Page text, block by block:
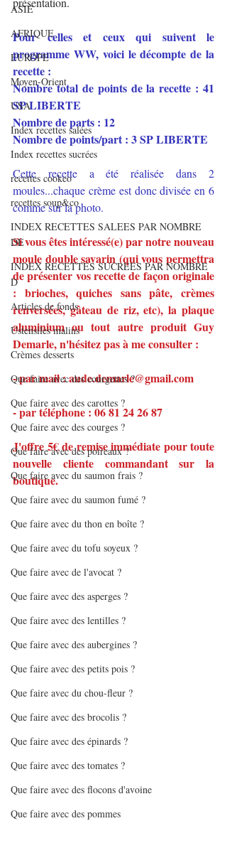
ASIE
AFRIQUE
EUROPE
Moyen-Orient
USA
Index recettes salées
Index recettes sucrées
recettes cookeo
recettes soup&co
INDEX RECETTES SALEES PAR NOMBRE
DE
INDEX RECETTES SUCREES PAR NOMBRE
D
Articles de fonds
Ustensiles malins
Crèmes desserts
Que faire avec des courgettes ?
Que faire avec des carottes ?
Que faire avec des courges ?
Que faire avec des poireaux ?
Que faire avec du saumon frais ?
Que faire avec du saumon fumé ?
Que faire avec du thon en boîte ?
Que faire avec du tofu soyeux ?
Que faire avec de l'avocat ?
Que faire avec des asperges ?
Que faire avec des lentilles ?
Que faire avec des aubergines ?
Que faire avec des petits pois ?
Que faire avec du chou-fleur ?
Que faire avec des brocolis ?
Que faire avec des épinards ?
Que faire avec des tomates ?
Que faire avec des flocons d'avoine
Que faire avec des pommes
Pour celles et ceux qui suivent le
programme WW, voici le décompte de la
recette :
Nombre total de points de la recette : 41
SP LIBERTE
Nombre de parts : 12
Nombre de points/part : 3 SP LIBERTE
Cette recette a été réalisée dans 2
moules...chaque crème est donc divisée en 6
comme sur la photo.
Si vous êtes intéressé(e) par notre nouveau
moule double savarin (qui vous permettra
de présenter vos recette de façon originale
: brioches, quiches sans pâte, crèmes
renversées, gâteau de riz, etc), la plaque
aluminium ou tout autre produit Guy
Demarle, n'hésitez pas à me consulter :
- par mail : aude.demarle@gmail.com
- par téléphone : 06 81 24 26 87
J'offre 5€ de remise immédiate pour toute
nouvelle cliente commandant sur la
boutique.